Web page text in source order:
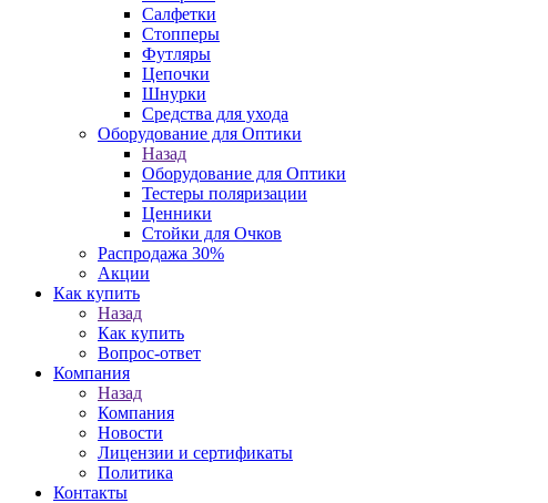
Салфетки
Стопперы
Футляры
Цепочки
Шнурки
Средства для ухода
Оборудование для Оптики
Назад
Оборудование для Оптики
Тестеры поляризации
Ценники
Стойки для Очков
Распродажа 30%
Акции
Как купить
Назад
Как купить
Вопрос-ответ
Компания
Назад
Компания
Новости
Лицензии и сертификаты
Политика
Контакты